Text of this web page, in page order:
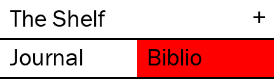
+
The Shelf